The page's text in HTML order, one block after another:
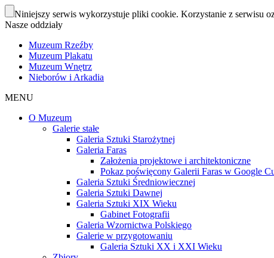
Niniejszy serwis wykorzystuje pliki cookie. Korzystanie z serwisu
Nasze oddziały
Muzeum Rzeźby
Muzeum Plakatu
Muzeum Wnętrz
Nieborów i Arkadia
MENU
O Muzeum
Galerie stałe
Galeria Sztuki Starożytnej
Galeria Faras
Założenia projektowe i architektoniczne
Pokaz poświęcony Galerii Faras w Google
Galeria Sztuki Średniowiecznej
Galeria Sztuki Dawnej
Galeria Sztuki XIX Wieku
Gabinet Fotografii
Galeria Wzornictwa Polskiego
Galerie w przygotowaniu
Galeria Sztuki XX i XXI Wieku